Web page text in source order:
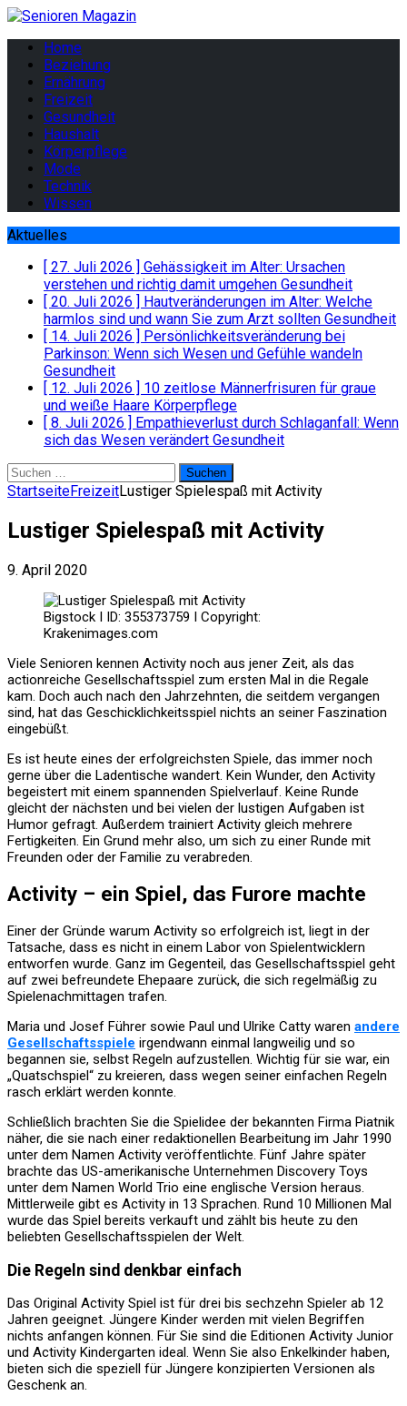
Home
Beziehung
Ernährung
Freizeit
Gesundheit
Haushalt
Körperpflege
Mode
Technik
Wissen
Aktuelles
[ 27. Juli 2026 ] Gehässigkeit im Alter: Ursachen
verstehen und richtig damit umgehen Gesundheit
[ 20. Juli 2026 ] Hautveränderungen im Alter: Welche
harmlos sind und wann Sie zum Arzt sollten Gesundheit
[ 14. Juli 2026 ] Persönlichkeitsveränderung bei
Parkinson: Wenn sich Wesen und Gefühle wandeln
Gesundheit
[ 12. Juli 2026 ] 10 zeitlose Männerfrisuren für graue
und weiße Haare Körperpflege
[ 8. Juli 2026 ] Empathieverlust durch Schlaganfall: Wenn
sich das Wesen verändert Gesundheit
Suchen
nach:
StartseiteFreizeitLustiger Spielespaß mit Activity
Lustiger Spielespaß mit Activity
9. April 2020
Bigstock I ID: 355373759 I Copyright:
Krakenimages.com
Viele Senioren kennen Activity noch aus jener Zeit, als das
actionreiche Gesellschaftsspiel zum ersten Mal in die Regale
kam. Doch auch nach den Jahrzehnten, die seitdem vergangen
sind, hat das Geschicklichkeitsspiel nichts an seiner Faszination
eingebüßt.
Es ist heute eines der erfolgreichsten Spiele, das immer noch
gerne über die Ladentische wandert. Kein Wunder, den Activity
begeistert mit einem spannenden Spielverlauf. Keine Runde
gleicht der nächsten und bei vielen der lustigen Aufgaben ist
Humor gefragt. Außerdem trainiert Activity gleich mehrere
Fertigkeiten. Ein Grund mehr also, um sich zu einer Runde mit
Freunden oder der Familie zu verabreden.
Activity – ein Spiel, das Furore machte
Einer der Gründe warum Activity so erfolgreich ist, liegt in der
Tatsache, dass es nicht in einem Labor von Spielentwicklern
entworfen wurde. Ganz im Gegenteil, das Gesellschaftsspiel geht
auf zwei befreundete Ehepaare zurück, die sich regelmäßig zu
Spielenachmittagen trafen.
Maria und Josef Führer sowie Paul und Ulrike Catty waren andere
Gesellschaftsspiele irgendwann einmal langweilig und so
begannen sie, selbst Regeln aufzustellen. Wichtig für sie war, ein
„Quatschspiel“ zu kreieren, dass wegen seiner einfachen Regeln
rasch erklärt werden konnte.
Schließlich brachten Sie die Spielidee der bekannten Firma Piatnik
näher, die sie nach einer redaktionellen Bearbeitung im Jahr 1990
unter dem Namen Activity veröffentlichte. Fünf Jahre später
brachte das US-amerikanische Unternehmen Discovery Toys
unter dem Namen World Trio eine englische Version heraus.
Mittlerweile gibt es Activity in 13 Sprachen. Rund 10 Millionen Mal
wurde das Spiel bereits verkauft und zählt bis heute zu den
beliebten Gesellschaftsspielen der Welt.
Die Regeln sind denkbar einfach
Das Original Activity Spiel ist für drei bis sechzehn Spieler ab 12
Jahren geeignet. Jüngere Kinder werden mit vielen Begriffen
nichts anfangen können. Für Sie sind die Editionen Activity Junior
und Activity Kindergarten ideal. Wenn Sie also Enkelkinder haben,
bieten sich die speziell für Jüngere konzipierten Versionen als
Geschenk an.